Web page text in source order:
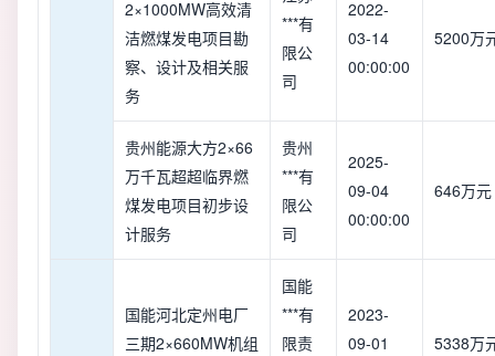
2×1000MW高效清
洁燃煤发电项目勘
察、设计及相关服
务
***有
限公
司
2022-
03-14
00:00:00
5200万
贵州能源大方2×66
万千瓦超超临界燃
煤发电项目初步设
计服务
贵州
***有
限公
司
2025-
09-04
00:00:00
646万元
国能河北定州电厂
三期2×660MW机组
国能
***有
限责
2023-
09-01
5338万